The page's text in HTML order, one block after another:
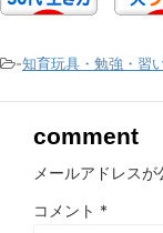
-知育玩具・勉強・習
comment
メールアドレスが
コメント *